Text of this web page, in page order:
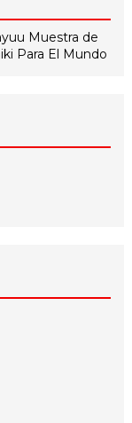
Muestra de
Para El Mundo